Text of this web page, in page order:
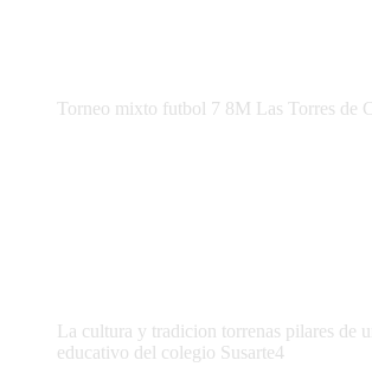
Torneo mixto futbol 7 8M Las Torres de
La cultura y tradicion torrenas pilares de
educativo del colegio Susarte4